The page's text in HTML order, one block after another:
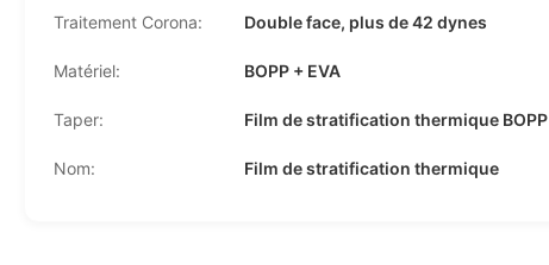
Traitement Corona: Double face, plus de 42 dynes
Matériel: BOPP + EVA
Taper: Film de stratification thermique BOPP
Nom: Film de stratification thermique